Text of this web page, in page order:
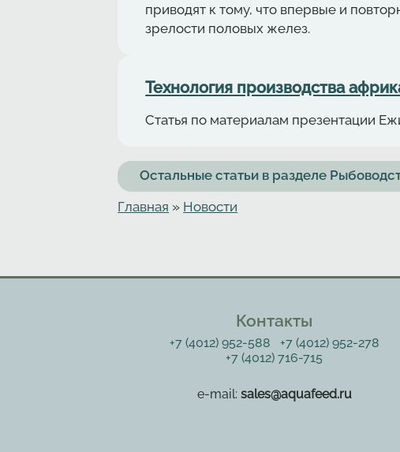
приводят к тому, что впервые и
зрелости половых желез.
Технология производства
Статья по материалам презентации
Остальные статьи в разделе
Главная » Новости
Контакты
+7 (4012) 952-588
+7 (4012) 952-278
+7 (4012) 716-715
e-mail: sales@aquafeed.ru